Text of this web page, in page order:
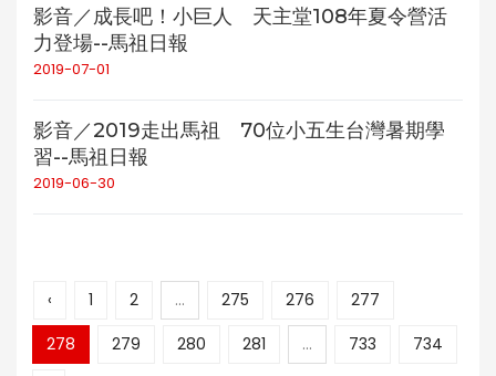
影音／成長吧！小巨人 天主堂108年夏令營活
力登場--馬祖日報
2019-07-01
影音／2019走出馬祖 70位小五生台灣暑期學
習--馬祖日報
2019-06-30
‹ 1 2 ... 275 276
277
278
279 280 281 ... 733
734